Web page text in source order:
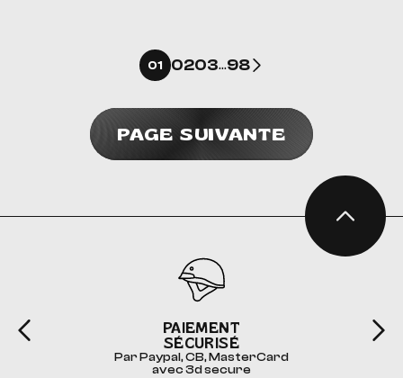
01 0203…98Suivant
PAGE SUIVANTE
PAIEMENT
SÉCURISÉ
Par Paypal, CB, MasterCard
avec 3d secure